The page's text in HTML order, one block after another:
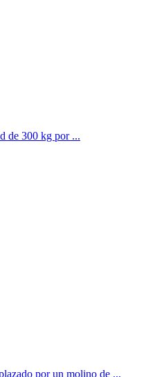
de 300 kg por ...
por un molino de ...